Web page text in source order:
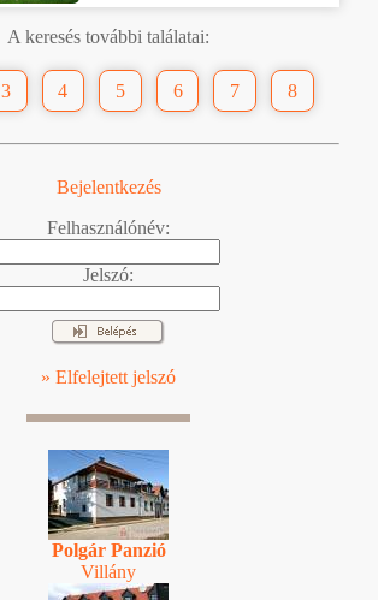
A keresés további találatai:
3 4 5 6 7 8
Bejelentkezés
Felhasználónév:
Jelszó:
» Elfelejtett jelszó
Polgár Panzió
Villány